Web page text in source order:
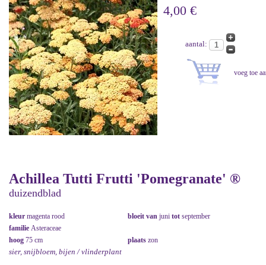
4,00 €
aantal:
Achillea Tutti Frutti 'Pomegranate' ®
duizendblad
kleur magenta rood bloeit van juni tot september
familie Asteraceae
hoog 75 cm plaats zon
sier, snijbloem, bijen / vlinderplant